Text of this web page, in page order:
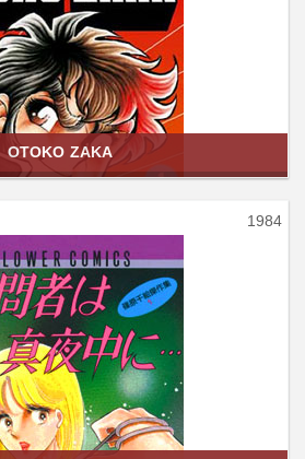
OTOKO ZAKA
1984